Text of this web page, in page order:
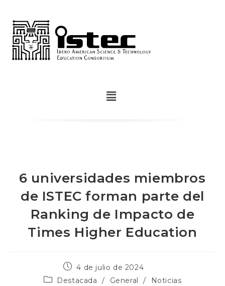
6 universidades miembros
de ISTEC forman parte del
Ranking de Impacto de
Times Higher Education
4 de julio de 2024
Destacada
/ General / Noticias